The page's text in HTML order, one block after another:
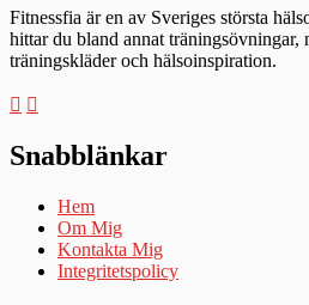
Fitnessfia är en av Sveriges största
hittar du bland annat träningsövningar,
träningskläder och hälsoinspiration.
Snabblänkar
Hem
Om Mig
Kontakta Mig
Integritetspolicy